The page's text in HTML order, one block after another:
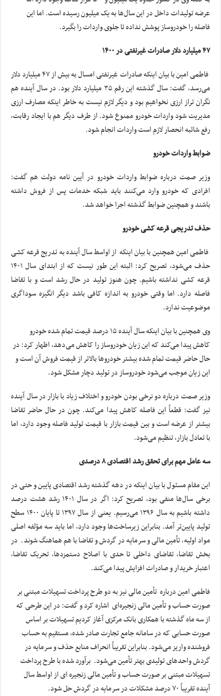
عرضه تولیدات داخل در این سال‌ها به یک میلیون رسیده است. اما این
فاصله را خودروساز پوشش نداده تا جلوی واردات را بگیرد.
۴۷ میلیارد دلار صادرات غیرنفتی در ۱۴۰۰
فاطمی امین با بیان اینکه صادرات غیرنفتی امسال به بیش از ۴۷ میلیارد دلار
می‌رسد، گفت: سال گذشته این رقم ۳۵ میلیارد دلار بود. در سال آینده هم
نگران تراز ارزی نخواهیم بود و دیگر لازم نیست به خاطر اینکه مصارف ارزی
مدیریت شود واردات خودرو ممنوع شود. از طرف دیگر هم با ایجاد رقابت،
رفع شائبه انحصار لازم است واردات انجام شود.
ضوابط واردات خودرو
وزیر صمت درباره ضوابط واردات خودرو در آیین نامه دولت هم گفت:
افرادی که خودرو وارد می‌کنند باید شبکه خدمات پس از فروش داشته
باشند و همچنین ضوابط گذشته اجرا خواهد شد.
حذف تدریجی قرعه کشی خودرو
فاطمی امین همچنین با بیان اینکه از اواسط سال آینده به تدریج قرعه کشی
حذف می‌شود، تصریح کرد: البته این طور نیست که از ابتدای سال ۱۴۰۱
قرعه کشی نداشته باشیم. چون هنوز تولید در حال رشد است و با تقاضا
فاصله دارد. اما وقتی خودرو به اندازه کافی باشد دیگر انگیزه سوداگری
موضوعیت ندارد.
وی همچنین با بیان اینکه سال آینده ۱۵ درصد قیمت تمام شده خودرو
کاهش پیدا می‌کند که این زیان خودروساز را کاهش می‌دهد، اظهار کرد: در
حال حاضر قیمت تمام شده بیشتر خودروها بالاتر از قیمت فروش آن است و
این زیان موجب می‌شود خودروساز در تولید دچار مشکل شود.
وزیر صمت درباره دو نرخی بودن خودرو و اختلاف زیاد با بازار در سال آینده
نیز گفت: قطعاً این فاصله کاهش پیدا می‌کند. چون در حال حاضر تقاضا
بیشتر از عرضه است و بین قیمت بازار با قیمت تولید فاصله وجود دارد، اما
با تعادل بازار، تنظیم می‌شود.
سه عامل مهم برای تحقق رشد اقتصادی ۸ درصدی
این مقام مسئول با بیان اینکه در دهه گذشته رشد اقتصادی پایین و حتی در
برخی سال‌ها منفی بود، تصریح کرد: اگر در سال ۱۴۰۱ رشد هشت درصد
داشته باشیم به سال ۱۳۹۶ می‌رسیم. یعنی از سال ۱۳۹۷ تا پایان ۱۴۰۰ سطح
تولید پایین‌تر آمد. بنابراین زیرساخت‌ها وجود دارد، اما باید سه مؤلفه اصلی
مواد اولیه، تأمین مالی و سرمایه در گردش و تقاضا با هم هماهنگ شوند. در
بخش تقاضا، تقاضای داخلی تا حدی با اصلاح دستمزدها، تحریک تقاضا،
اعتبار خریدار و صادرات افزایش پیدا می‌کند.
فاطمی امین درباره تأمین مالی نیز به دو طرح پرداخت تسهیلات مبتنی بر
صورت حساب و تأمین مالی زنجیره‌ای اشاره کرد و گفت: در این طرحی که
از سه ماه گذشته با همکاری بانک مرکزی آغاز کردیم تسهیلات بر اساس
صورت حسابی که در سامانه جامع تجارت صادر شده، مستقیم به حساب
فروشنده واریز می‌شود. بنابراین تقریباً انحراف منابع حذف و سرمایه در
گردش واحدهای تولیدی بهتر تأمین می‌شود. برآورد شده با طرح پرداخت
تسهیلات مبتنی بر صورت حساب و تأمین مالی زنجیره ای از اواسط سال
آینده تقریباً ۷۰ درصد مشکلات در سرمایه در گردش حل شود.